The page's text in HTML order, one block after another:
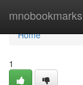
mnobookmarks
Home
Home
1